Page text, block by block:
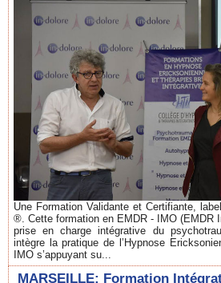
Une Formation Validante et Certifiante,
®. Cette formation en EMDR - IMO (EMDR
prise en charge intégrative du
intègre la pratique de l’Hypnose
IMO s’appuyant su...
MARSEILLE: Formation